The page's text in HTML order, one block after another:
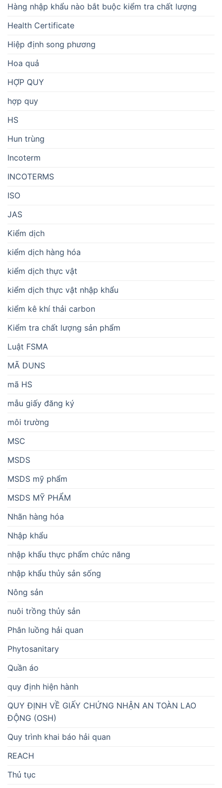
Hàng nhập khẩu nào bắt buộc kiểm tra chất lượng
Health Certificate
Hiệp định song phương
Hoa quả
HỢP QUY
hợp quy
HS
Hun trùng
Incoterm
INCOTERMS
ISO
JAS
Kiểm dịch
kiểm dịch hàng hóa
kiểm dịch thực vật
kiểm dịch thực vật nhập khẩu
kiểm kê khí thải carbon
Kiểm tra chất lượng sản phẩm
Luật FSMA
MÃ DUNS
mã HS
mẫu giấy đăng ký
môi trường
MSC
MSDS
MSDS mỹ phẩm
MSDS MỸ PHẨM
Nhãn hàng hóa
Nhập khẩu
nhập khẩu thực phẩm chức năng
nhập khẩu thủy sản sống
Nông sản
nuôi trồng thủy sản
Phân luồng hải quan
Phytosanitary
Quần áo
quy định hiện hành
QUY ĐỊNH VỀ GIẤY CHỨNG NHẬN AN TOÀN LAO
ĐỘNG (OSH)
Quy trình khai báo hải quan
REACH
Thủ tục